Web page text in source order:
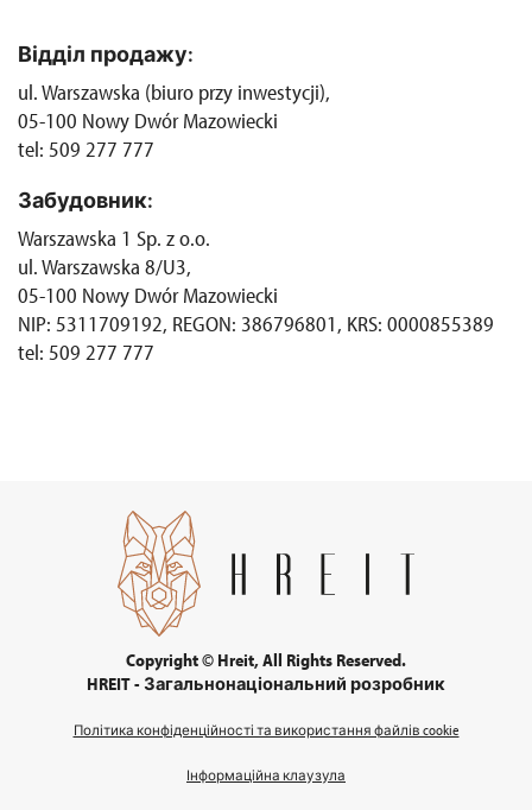
Відділ продажу:
ul. Warszawska (biuro przy inwestycji),
05-100 Nowy Dwór Mazowiecki
tel: 509 277 777
Забудовник:
Warszawska 1 Sp. z o.o.
ul. Warszawska 8/U3,
05-100 Nowy Dwór Mazowiecki
NIP: 5311709192, REGON: 386796801, KRS: 0000855389
tel: 509 277 777
Copyright © Hreit, All Rights Reserved.
HREIT - Загальнонаціональний розробник
Політика конфіденційності та використання файлів cookie
Інформаційна клаузула